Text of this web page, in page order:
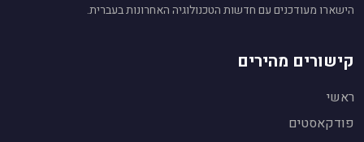
הישארו מעודכנים עם חדשות הטכנולוגיה האחרונות בעברית.
קישורים מהירים
ראשי
פודקאסטים